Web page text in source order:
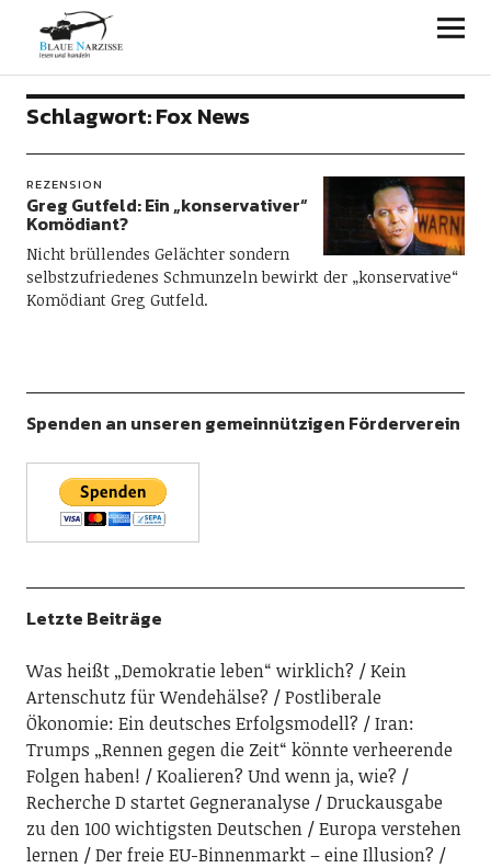
Blaue Narzisse
Schlagwort:Fox News
REZENSION
Greg Gutfeld: Ein „konservativer“
Komödiant?
Nicht brüllendes Gelächter sondern
selbstzufriedenes Schmunzeln bewirkt der „konservative“
Komödiant Greg Gutfeld.
Spenden an unseren gemeinnützigen Förderverein
Letzte Beiträge
Was heißt „Demokratie leben“ wirklich?
Kein
Artenschutz für Wendehälse?
Postliberale
Ökonomie: Ein deutsches Erfolgsmodell?
Iran:
Trumps „Rennen gegen die Zeit“ könnte verheerende
Folgen haben!
Koalieren? Und wenn ja, wie?
Recherche D startet Gegneranalyse
Druckausgabe
zu den 100 wichtigsten Deutschen
Europa verstehen
lernen
Der freie EU-Binnenmarkt – eine Illusion?